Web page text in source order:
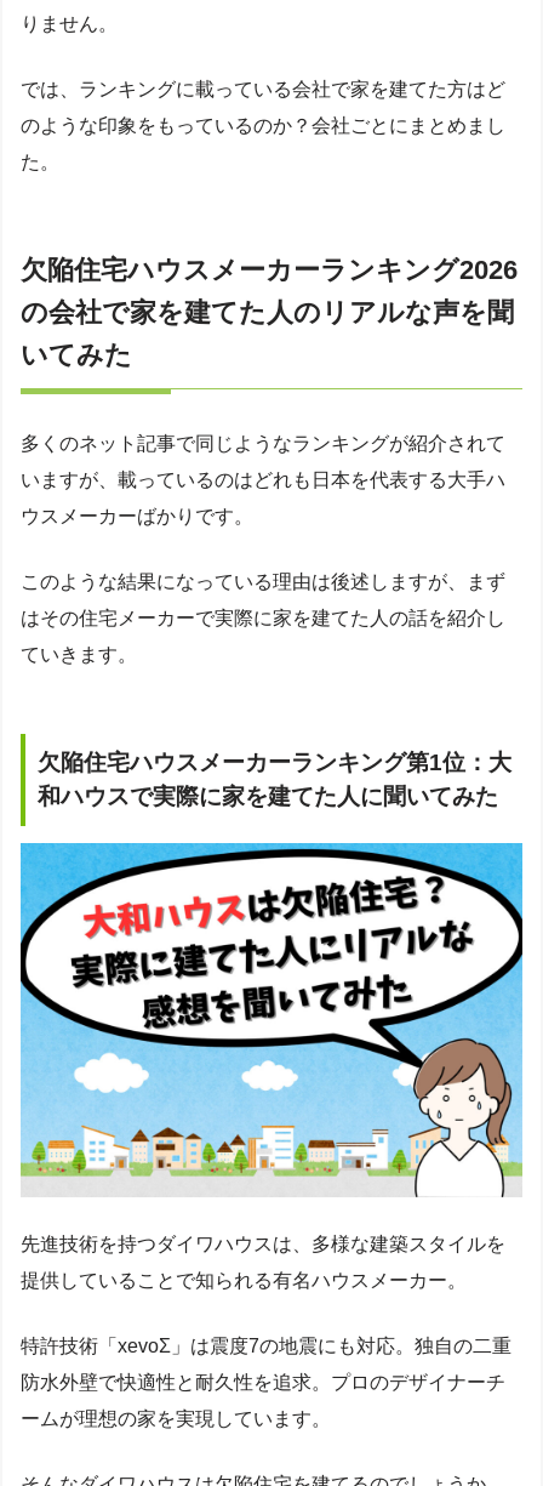
りません。
では、ランキングに載っている会社で家を建てた方はど
のような印象をもっているのか？会社ごとにまとめまし
た。
欠陥住宅ハウスメーカーランキング2026
の会社で家を建てた人のリアルな声を聞
いてみた
多くのネット記事で同じようなランキングが紹介されて
いますが、載っているのはどれも日本を代表する大手ハ
ウスメーカーばかりです。
このような結果になっている理由は後述しますが、まず
はその住宅メーカーで実際に家を建てた人の話を紹介し
ていきます。
欠陥住宅ハウスメーカーランキング第1位：大
和ハウスで実際に家を建てた人に聞いてみた
先進技術を持つダイワハウスは、多様な建築スタイルを
提供していることで知られる有名ハウスメーカー。
特許技術「xevoΣ」は震度7の地震にも対応。独自の二重
防水外壁で快適性と耐久性を追求。プロのデザイナーチ
ームが理想の家を実現しています。